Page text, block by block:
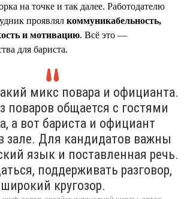
на точке и так далее. Работодателю
проявлял коммуникабельность,
и мотивацию. Всё это —
для бариста.
микс повара и официанта.
поваров общается с гостями
а вот бариста и официант
зале. Для кандидатов важны
язык и поставленная речь.
поддерживать разговор,
широкий кругозор.